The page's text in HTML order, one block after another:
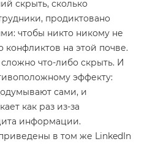
скрыть, сколько
продиктовано
чтобы никто никому не
конфликтов на этой почве.
что-либо скрыть. И
эффекту:
сами, и
как раз из-за
информации.
в том же LinkedIn